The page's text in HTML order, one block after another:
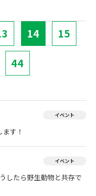
14 15
44
イベント
す！
イベント
したら野生動物と共存で